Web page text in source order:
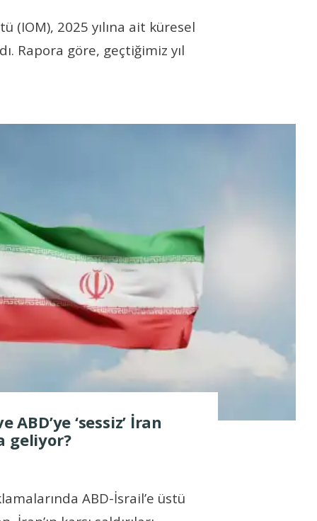
(IOM), 2025 yılına ait küresel
Rapora göre, geçtiğimiz yıl
ABD’ye ‘sessiz’ İran
geliyor?
ABD-İsrail’e üstü